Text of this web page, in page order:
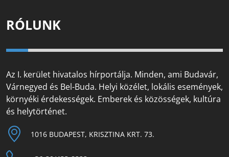
RÓLUNK
Az I. kerület hivatalos hírportálja. Minden, ami Budavár,
Várnegyed és Bel-Buda. Helyi közélet, lokális események,
környéki érdekességek. Emberek és közösségek, kultúra
és helytörténet.
1016 BUDAPEST, KRISZTINA KRT. 73.